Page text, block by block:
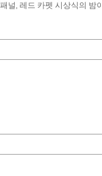
, 레드 카펫 시상식의